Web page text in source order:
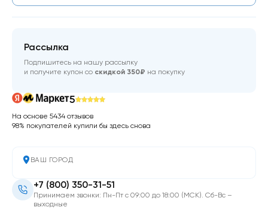
ВАШ ГОРОД
+7 (800) 350-31-51
Принимаем звонки: Пн-Пт с 09:00 до 18:00 (МСК). Сб-Вс –
выходные
Рассылка
Подпишитесь на нашу рассылку
и получите купон со скидкой 350₽ на покупку
5
На основе 5434 отзывов
98% покупателей купили бы здесь снова